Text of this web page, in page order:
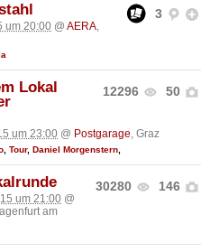
3
um 20:00 @ AERA,
12296 50
Lokal
um 23:00 @ Postgarage, Graz
Tour, Daniel Morgenstern
30280 146
um 21:00 @
am